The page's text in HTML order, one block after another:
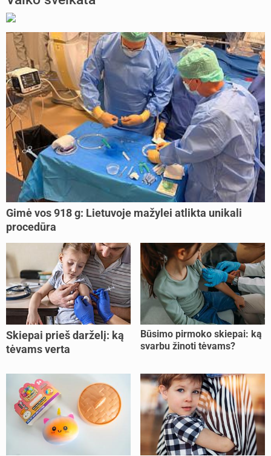
Gimė vos 918 g: Lietuvoje mažylei atlikta unikali
procedūra
Skiepai prieš darželį: ką
tėvams verta
Būsimo pirmoko skiepai: ką
svarbu žinoti tėvams?